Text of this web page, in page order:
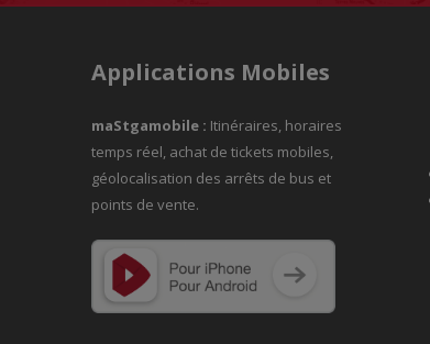
Applications Mobiles
maStgamobile : Itinéraires, horaires
temps réel, achat de tickets mobiles,
géolocalisation des arrêts de bus et
points de vente.